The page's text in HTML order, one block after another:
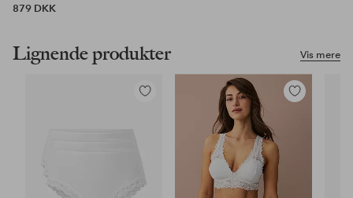
879 DKK
Vis mere
Lignende produkter
Tilføj
Tilføj